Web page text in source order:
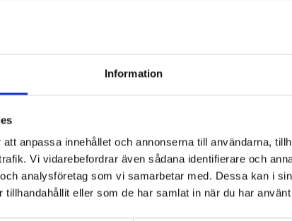
Information
anpassa innehållet och annonserna till användarna,
Vi vidarebefordrar även sådana identifierare och
analysföretag som vi samarbetar med. Dessa kan i
tillhandahållit eller som de har samlat in när du har
Proverna kräver inte fasta eller
stress, kraftig fysisk ansträngning
Vad händer efter